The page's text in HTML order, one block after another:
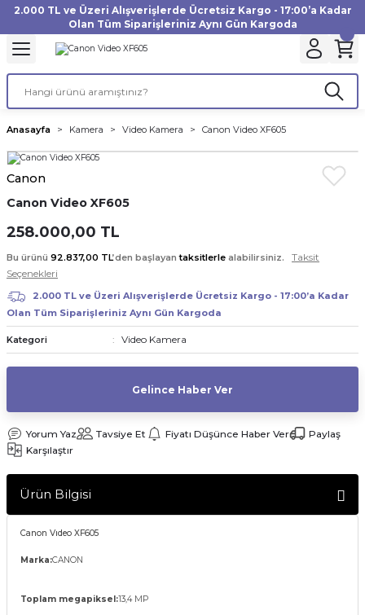
2.000 TL ve Üzeri Alışverişlerde Ücretsiz Kargo - 17:00’a Kadar
Olan Tüm Siparişleriniz Aynı Gün Kargoda
Geri Dön
Aksesuarları
Geri Dön
Geri Dön
Geri Dön
Geri Dön
Geri Dön
Geri Dön
Geri Dön
Geri Dön
Geri Dön
Geri Dön
Geri Dön
Anasayfa Kamera Video Kamera Canon Video XF605
Canon
Canon Video XF605
258.000,00 TL
Bu ürünü 92.837,00 TL’den başlayantaksitlerle alabilirsiniz.
Taksit
Seçenekleri
2.000 TL ve Üzeri Alışverişlerde Ücretsiz Kargo - 17:00’a Kadar
Olan Tüm Siparişleriniz Aynı Gün Kargoda
Kategori Video Kamera
Gelince Haber Ver
Yorum Yaz Tavsiye Et Fiyatı Düşünce Haber Ver
Paylaş
Karşılaştır
Ürün Bilgisi
Canon Vıdeo XF605
Marka:CANON
Toplam megapiksel:13,4 MP